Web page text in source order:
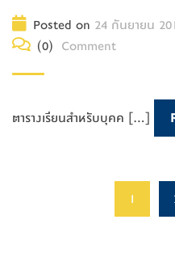
Posted on 24 กันยายน
(0) Comment
ตารางเรียนสำหรับบุคค [...]
1